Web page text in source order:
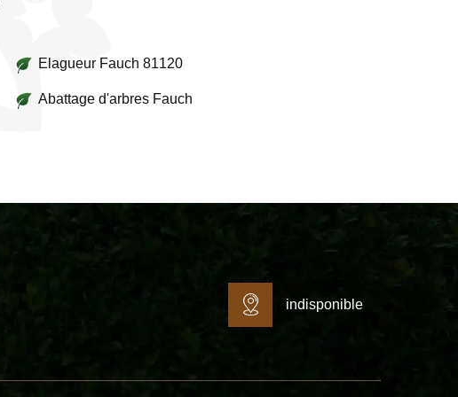
Elagueur Fauch 81120
Abattage d'arbres Fauch
indisponible